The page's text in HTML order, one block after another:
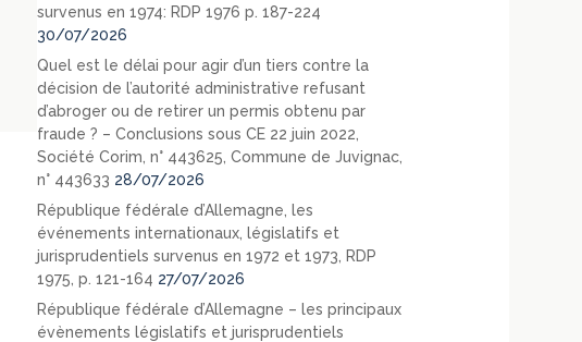
survenus en 1974: RDP 1976 p. 187-224
30/07/2026
Quel est le délai pour agir d’un tiers contre la
décision de l’autorité administrative refusant
d’abroger ou de retirer un permis obtenu par
fraude ? – Conclusions sous CE 22 juin 2022,
Société Corim, n° 443625, Commune de Juvignac,
n° 443633 28/07/2026
République fédérale d’Allemagne, les
événements internationaux, législatifs et
jurisprudentiels survenus en 1972 et 1973, RDP
1975, p. 121-164 27/07/2026
République fédérale d’Allemagne – les principaux
évènements législatifs et jurisprudentiels